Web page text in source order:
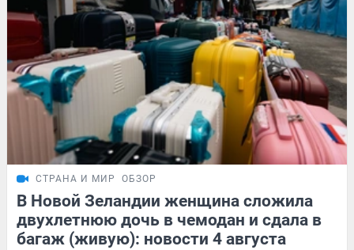
СТРАНА И МИР ОБЗОР
В Новой Зеландии женщина сложила
двухлетнюю дочь в чемодан и сдала в
багаж (живую): новости 4 августа